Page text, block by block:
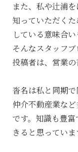
また、私や辻浦
知っていただく
している意味合い
そんなスタッフ
投稿者は、営業の
沓名は私と同期で
仲介不動産業な
です。知識も豊
きると思っていま